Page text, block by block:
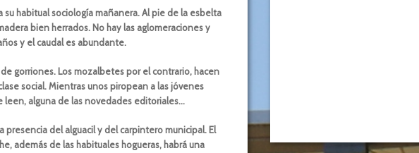
su habitual sociología mañanera. Al pie de la esbelta
bien herrados. No hay las aglomeraciones y
y el caudal es abundante.
gorriones. Los mozalbetes por el contrario, hacen
social. Mientras unos piropean a las jóvenes
leen, alguna de las novedades editoriales…
presencia del alguacil y del carpintero municipal. El
además de las habituales hogueras, habrá una